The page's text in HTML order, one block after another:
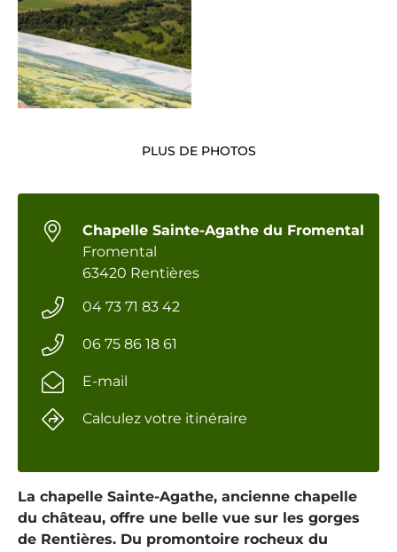
PLUS DE PHOTOS
La chapelle Sainte-Agathe, ancienne chapelle
du château, offre une belle vue sur les gorges
de Rentières. Du promontoire rocheux du
Chapelle Sainte-Agathe du Fromental
Fromental
63420 Rentières
04 73 71 83 42
06 75 86 18 61
E-mail
Calculez votre itinéraire